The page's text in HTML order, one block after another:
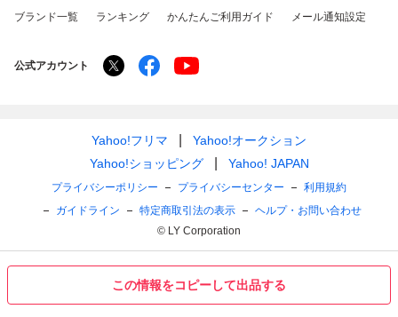
この情報をコピーして出品する
ブランド一覧 ランキング かんたんご利用ガイド メール通知設定
公式アカウント
Yahoo!フリマ
Yahoo!オークション
Yahoo!ショッピング
Yahoo! JAPAN
プライバシーポリシー プライバシーセンター
利用規約
ガイドライン
特定商取引法の表示
ヘルプ・お問い合わせ
© LY Corporation